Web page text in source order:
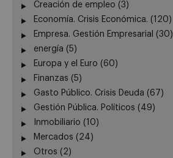
Creación de empleo (3)
Economía. Crisis Económica. (120)
Empresa. Gestión Empresarial
(30)
energía (5)
Europa y el Euro (60)
Finanzas (5)
Gasto Público. Crisis Deuda (67)
Gestión Pública. Políticos (49)
Inmobiliario (10)
Mercados (24)
Otros (2)